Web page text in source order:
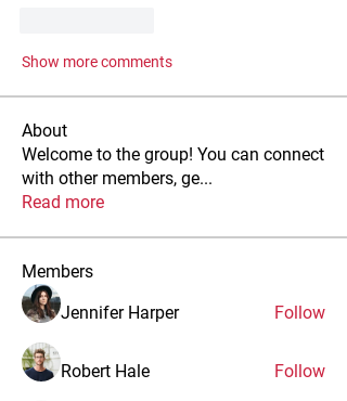
Show more comments
About
Welcome to the group! You can connect
with other members, ge...
Read more
Members
Jennifer Harper
Follow
Robert Hale Follow